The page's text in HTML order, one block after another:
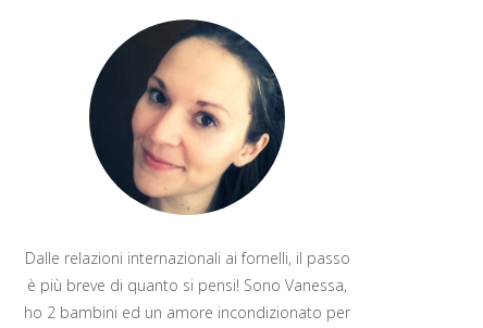
Dalle relazioni internazionali ai fornelli, il passo
è più breve di quanto si pensi! Sono Vanessa,
ho 2 bambini ed un amore incondizionato per